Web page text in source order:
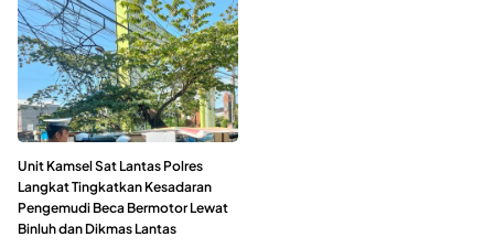
Unit Kamsel Sat Lantas Polres
Langkat Tingkatkan Kesadaran
Pengemudi Beca Bermotor Lewat
Binluh dan Dikmas Lantas